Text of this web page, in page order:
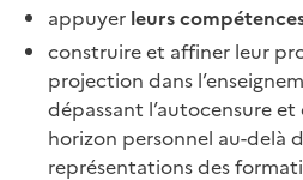
appuyer leurs
construire et affiner leur
projection dans
dépassant l’autocensure
horizon personnel au-delà
représentations des